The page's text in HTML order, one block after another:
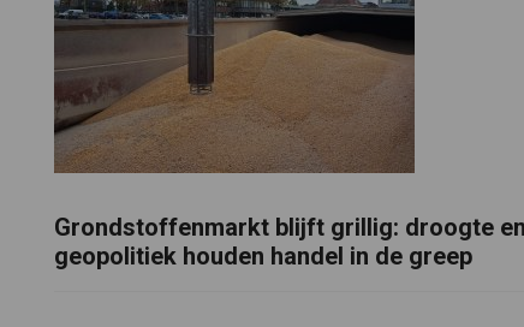
Grondstoffenmarkt blijft grillig: droogte en
geopolitiek houden handel in de greep